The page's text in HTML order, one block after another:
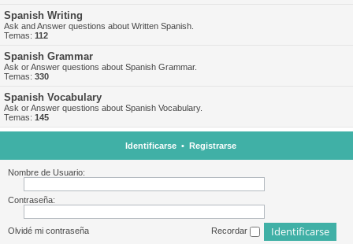
Spanish Writing
Ask and Answer questions about Written Spanish.
Temas: 112
Spanish Grammar
Ask or Answer questions about Spanish Grammar.
Temas: 330
Spanish Vocabulary
Ask or Answer questions about Spanish Vocabulary.
Temas: 145
Identificarse• Registrarse
Nombre de Usuario:
Contraseña:
Olvidé mi contraseña Recordar